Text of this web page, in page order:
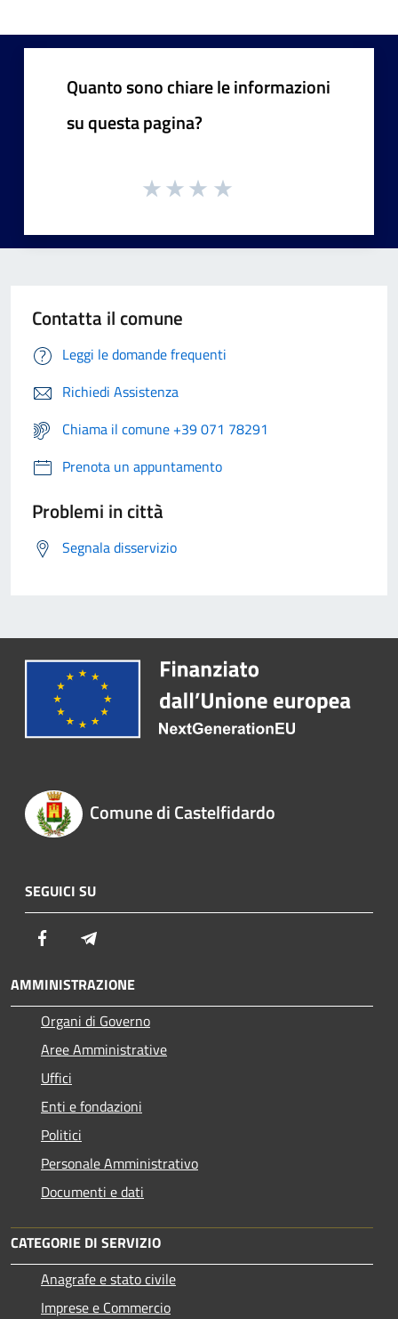
Quanto sono chiare le informazioni
su questa pagina?
Contatta il comune
Leggi le domande frequenti
Richiedi Assistenza
Chiama il comune +39 071 78291
Prenota un appuntamento
Problemi in città
Segnala disservizio
Comune di Castelfidardo
SEGUICI SU
Facebook
AMMINISTRAZIONE
Organi di Governo
Aree Amministrative
Uffici
Enti e fondazioni
Politici
Personale Amministrativo
Documenti e dati
CATEGORIE DI SERVIZIO
Anagrafe e stato civile
Imprese e Commercio